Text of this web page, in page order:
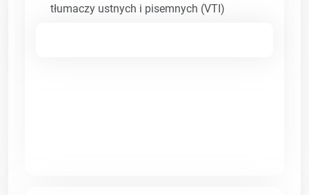
tłumaczy ustnych i pisemnych (VTI)